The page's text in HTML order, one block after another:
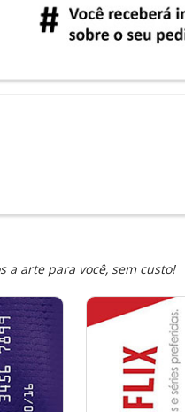
a arte para você, sem custo!